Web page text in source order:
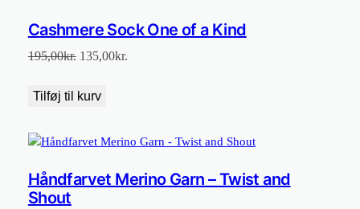
Cashmere Sock One of a Kind
195,00kr. Den
pris
195,00kr..
135,00kr.Den
135,00kr..
Tilføj til kurv
Håndfarvet Merino Garn – Twist and
Shout